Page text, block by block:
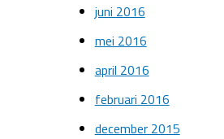
juni 2016
mei 2016
april 2016
februari 2016
december 2015